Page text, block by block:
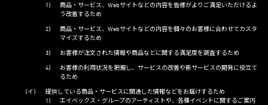
商品・サービス、Webサイトなどの内容を皆様がよりご満足いただけるよ
う改善するため
商品・サービス、Webサイトなどの内容を個々のお客様に合わせてカスタ
マイズするため
お客様が注文された情報や商品などに関する満足度を調査するため
お客様の利用状況を把握し、サービスの改善や新サービスの開発に役立て
るため
提供している商品・サービスに関連した情報などをお届けするため
エイベックス・グループのアーティストや、各種イベントに関するご案内